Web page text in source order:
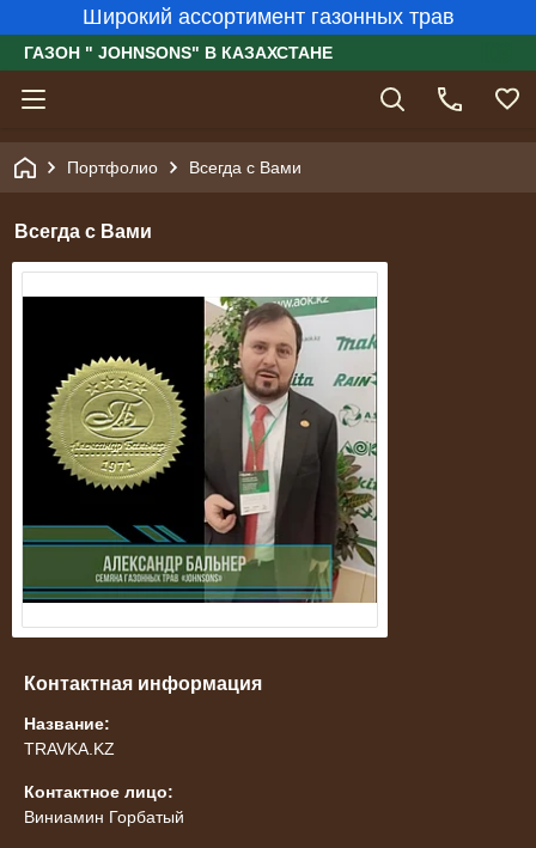
Широкий ассортимент газонных трав
ГАЗОН " JOHNSONS" В КАЗАХСТАНЕ
Портфолио Всегда с Вами
Всегда с Вами
Контактная информация
Название:
TRAVKA.KZ
Контактное лицо:
Виниамин Горбатый